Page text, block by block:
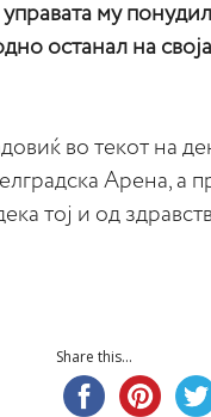
управата му
останал на
во текот на
Арена, а
тој и од
Share this...